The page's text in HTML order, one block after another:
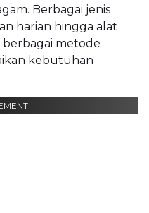
Berbagai jenis
harian hingga alat
metode
kebutuhan